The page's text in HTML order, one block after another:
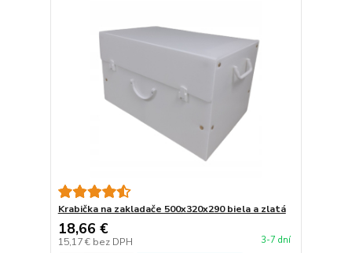
Krabička na zakladače 500x320x290 biela a zlatá
18,66 €
15,17 € bez DPH 3-7 dní